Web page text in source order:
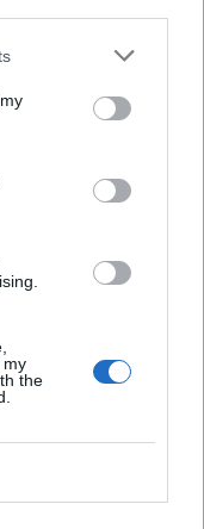
my
the
a šťavnaté
prílohy. Sú ideálne
omáčkou.
rodinu